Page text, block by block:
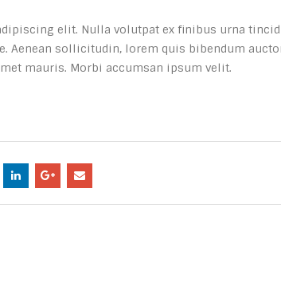
elit. Nulla volutpat ex finibus urna
Aenean sollicitudin, lorem quis bibendum
mauris. Morbi accumsan ipsum velit.